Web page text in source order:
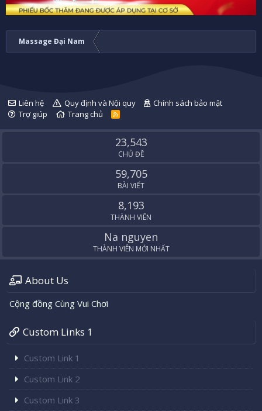
Massage Đại Nam
Liên hệ Quy định và Nội quy
Chính sách bảo mật
Trợ giúp
Trang chủ
R
S
23,543
CHỦ ĐỀ
59,705
BÀI VIẾT
8,193
THÀNH VIÊN
Na nguyen
THÀNH VIÊN MỚI NHẤT
About Us
Cộng đồng Cùng Vui Chơi
Custom Links 1
Custom Link 1
Custom Link 2
Custom Link 3